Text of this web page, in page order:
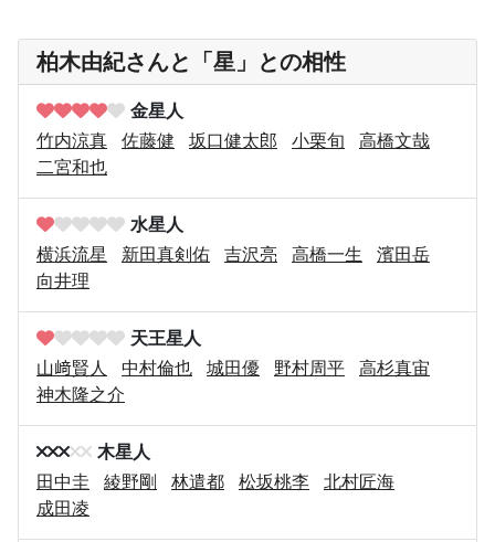
柏木由紀さんと「星」との相性
金星人
竹内涼真
佐藤健 坂口健太郎 小栗旬
高橋文哉
二宮和也
水星人
横浜流星
新田真剣佑 吉沢亮 高橋一生
濱田岳
向井理
天王星人
山﨑賢人
中村倫也 城田優 野村周平
高杉真宙
神木隆之介
木星人
田中圭
綾野剛 林遣都 松坂桃李
北村匠海
成田凌